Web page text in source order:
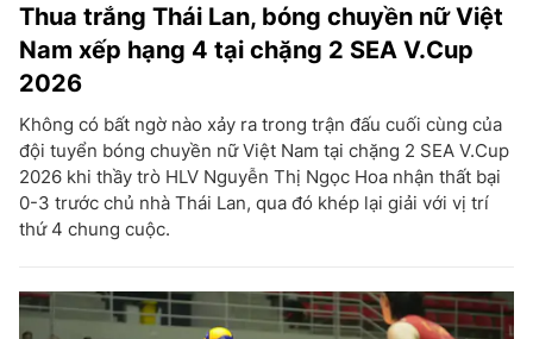
Thua trắng Thái Lan, bóng chuyền nữ Việt
Nam xếp hạng 4 tại chặng 2 SEA V.Cup
2026
Không có bất ngờ nào xảy ra trong trận đấu cuối cùng của
đội tuyển bóng chuyền nữ Việt Nam tại chặng 2 SEA V.Cup
2026 khi thầy trò HLV Nguyễn Thị Ngọc Hoa nhận thất bại
0-3 trước chủ nhà Thái Lan, qua đó khép lại giải với vị trí
thứ 4 chung cuộc.